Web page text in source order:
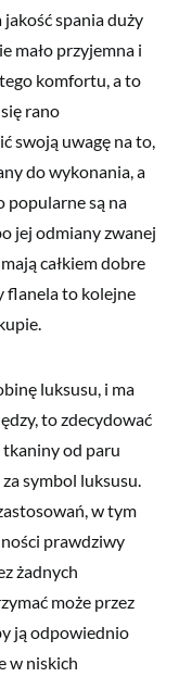
spania duży
mało przyjemna i
komfortu, a to
rano
swoją uwagę na to,
do wykonania, a
popularne są na
jej odmiany zwanej
całkiem dobre
flanela to kolejne
luksusu, i ma
to zdecydować
tkaniny od paru
symbol luksusu.
w tym
prawdziwy
żadnych
może przez
ją odpowiednio
w niskich